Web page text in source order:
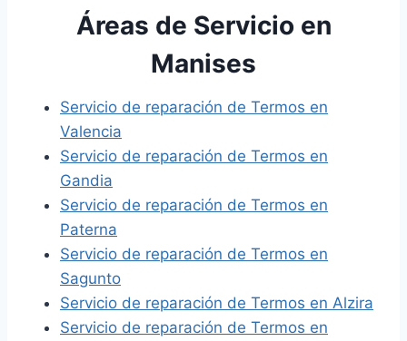
Áreas de Servicio en
Manises
Servicio de reparación de Termos en
Valencia
Servicio de reparación de Termos en
Gandia
Servicio de reparación de Termos en
Paterna
Servicio de reparación de Termos en
Sagunto
Servicio de reparación de Termos en Alzira
Servicio de reparación de Termos en